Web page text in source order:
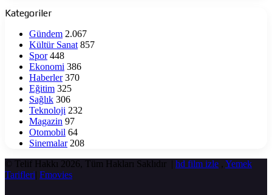
Kategoriler
Gündem 2.067
Kültür Sanat 857
Spor 448
Ekonomi 386
Haberler 370
Eğitim 325
Sağlık 306
Teknoloji 232
Magazin 97
Otomobil 64
Sinemalar 208
© Telif Hakkı 2026, Tüm Hakları Saklıdır | hd film izle , Yemek
Tarifleri| Fmovies